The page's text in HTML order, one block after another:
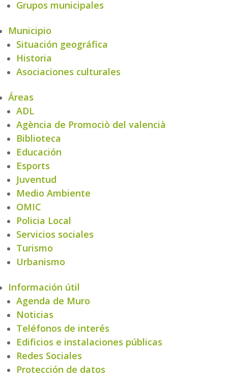
Grupos municipales
Municipio
Situación geográfica
Historia
Asociaciones culturales
Áreas
ADL
Agència de Promociò del valencià
Biblioteca
Educación
Esports
Juventud
Medio Ambiente
OMIC
Policia Local
Servicios sociales
Turismo
Urbanismo
Información útil
Agenda de Muro
Noticias
Teléfonos de interés
Edificios e instalaciones públicas
Redes Sociales
Protección de datos